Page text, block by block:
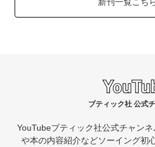
ブティック社 公式
YouTubeブティック社公式チャン
や本の内容紹介などソーイング初